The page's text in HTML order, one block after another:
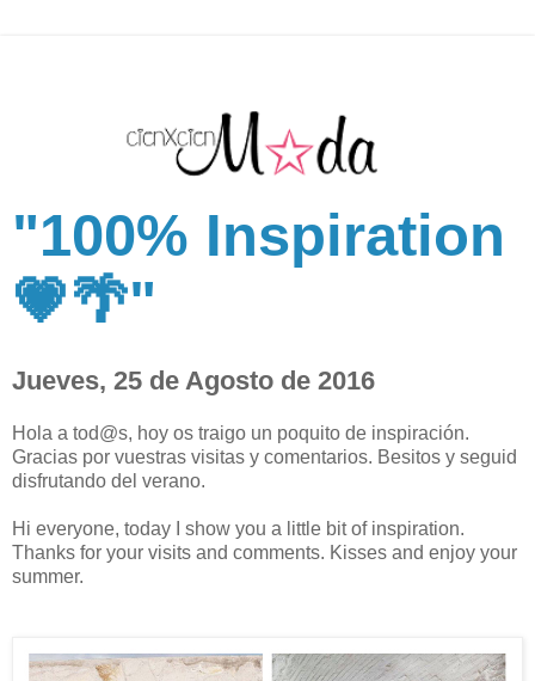
"100% Inspiration
💗🌴"
Jueves, 25 de Agosto de 2016
Hola a tod@s, hoy os traigo un poquito de inspiración.
Gracias por vuestras visitas y comentarios. Besitos y seguid
disfrutando del verano.
Hi everyone, today I show you a little bit of inspiration.
Thanks for your visits and comments. Kisses and enjoy your
summer.